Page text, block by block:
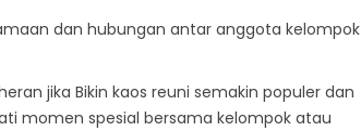
dan hubungan antar anggota kelompok
jika Bikin kaos reuni semakin populer dan
momen spesial bersama kelompok atau